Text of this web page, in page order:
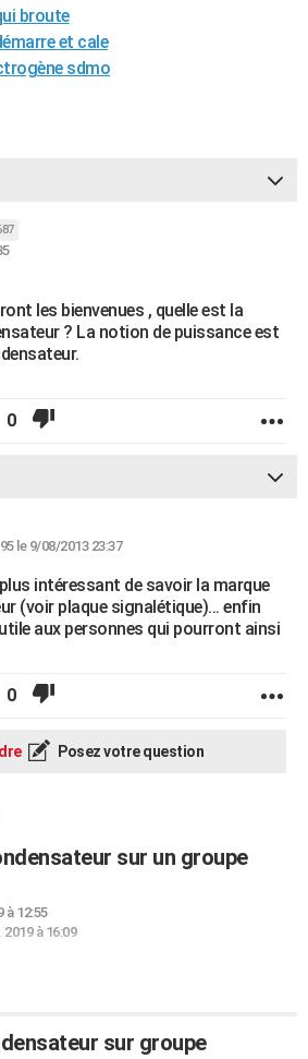
broute
et cale
sdmo
les bienvenues , quelle est la
? La notion de puissance est
0
le 9/08/2013 23:37
intéressant de savoir la marque
(voir plaque signalétique)... enfin
aux personnes qui pourront ainsi
0
Posez votre question
sur un groupe
à 12:55
2019 à 16:09
sur groupe